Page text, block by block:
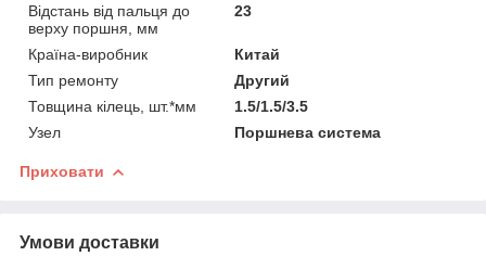
Відстань від пальця до
верху поршня, мм
23
Країна-виробник
Китай
Тип ремонту
Другий
Товщина кілець, шт.*мм
1.5/1.5/3.5
Узел
Поршнева система
Приховати
Умови доставки